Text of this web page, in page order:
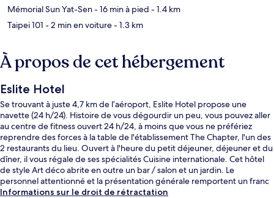
Mémorial Sun Yat-Sen- 16 min à pied - 1.4 km
Taipei 101 - 2 min en voiture- 1.3 km
À propos de cet hébergement
Eslite Hotel
Se trouvant à juste 4,7 km de l’aéroport, Eslite Hotel propose une
navette (24 h/24). Histoire de vous dégourdir un peu, vous pouvez aller
au centre de fitness ouvert 24 h/24, à moins que vous ne préfériez
reprendre des forces à la table de l'établissement The Chapter, l'un des
2 restaurants du lieu. Ouvert à l'heure du petit déjeuner, déjeuner et du
dîner, il vous régale de ses spécialités Cuisine internationale. Cet hôtel
de style Art déco abrite en outre un bar / salon et un jardin. Le
personnel attentionné et la présentation générale remportent un franc
succès auprès des autres voyageurs. L'hébergement se situe à une très
Informations sur le droit de rétractation